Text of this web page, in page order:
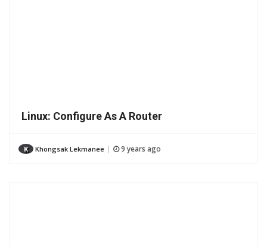
Linux: Configure As A Router
K Khongsak Lekmanee 9 years ago